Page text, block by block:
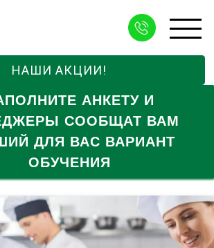
НАШИ АКЦИИ!
АНКЕТУ И
СООБЩАТ ВАМ
ДЛЯ ВАС ВАРИАНТ
ОБУЧЕНИЯ